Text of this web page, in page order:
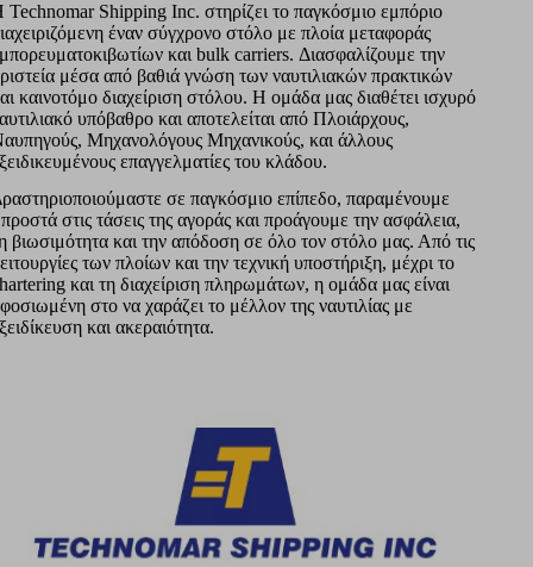
Technomar Shipping Inc. στηρίζει το παγκόσμιο εμπόριο
έναν σύγχρονο στόλο με πλοία μεταφοράς
και bulk carriers. Διασφαλίζουμε την
μέσα από βαθιά γνώση των ναυτιλιακών πρακτικών
καινοτόμο διαχείριση στόλου. Η ομάδα μας διαθέτει ισχυρό
υπόβαθρο και αποτελείται από Πλοιάρχους,
Μηχανολόγους Μηχανικούς, και άλλους
επαγγελματίες του κλάδου.
σε παγκόσμιο επίπεδο, παραμένουμε
στις τάσεις της αγοράς και προάγουμε την ασφάλεια,
βιωσιμότητα και την απόδοση σε όλο τον στόλο μας. Από τις
των πλοίων και την τεχνική υποστήριξη, μέχρι το
και τη διαχείριση πληρωμάτων, η ομάδα μας είναι
στο να χαράζει το μέλλον της ναυτιλίας με
και ακεραιότητα.